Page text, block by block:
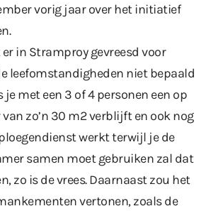
vorig jaar over het initiatief
in Stramproy gevreesd voor
leefomstandigheden niet bepaald
je met een 3 of 4 personen een op
zo’n 30 m2 verblijft en ook nog
werkt terwijl je de
samen moet gebruiken zal dat
zo is de vrees. Daarnaast zou het
vertonen, zoals de